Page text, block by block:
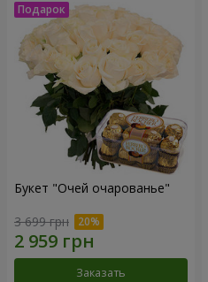
Букет "Очей очарованье"
3 699 грн
Заказать